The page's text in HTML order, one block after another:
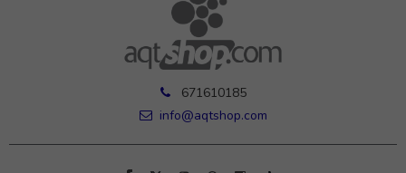
671610185
info@aqtshop.com